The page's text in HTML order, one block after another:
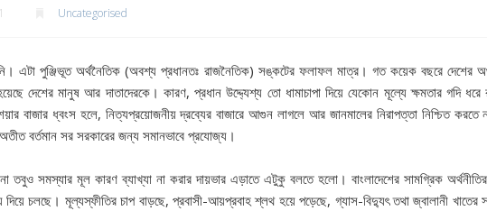
Uncategorised
এটা পুঞ্জিভূত অর্থনৈতিক (অবশ্য প্রধানতঃ রাজনৈতিক) সঙ্কটের ফলাফল মাত্র। গত কয়েক বছরে দেশের
দেশের মানুষ আর দাতাদেরকে। কারণ, প্রধান উদ্দ্যেশ্য তো ধামাচাপা দিয়ে যেকোন মূল্যে ক্ষমতার গদি
বাজার ধ্বংস হলে, নিত্যপ্রয়োজনীয় দ্রব্যের বাজারে আগুন লাগলে আর জানমালের নিরাপত্তা নিশ্চিত করতে
বর্তমান সর সরকারের জন্য সমানভাবে প্রযোজ্য।
তবুও সমস্যার মূল কারণ ব্যাখ্যা না করার দায়ভার এড়াতে এটুকু বলতে হলো। বাংলাদেশের সামগ্রিক
চলছে। মূল্যস্ফীতির চাপ বাড়ছে, প্রবাসী-আয়প্রবাহ শ্লথ হয়ে পড়েছে, গ্যাস-বিদ্যুৎ তথা জ্বালানী